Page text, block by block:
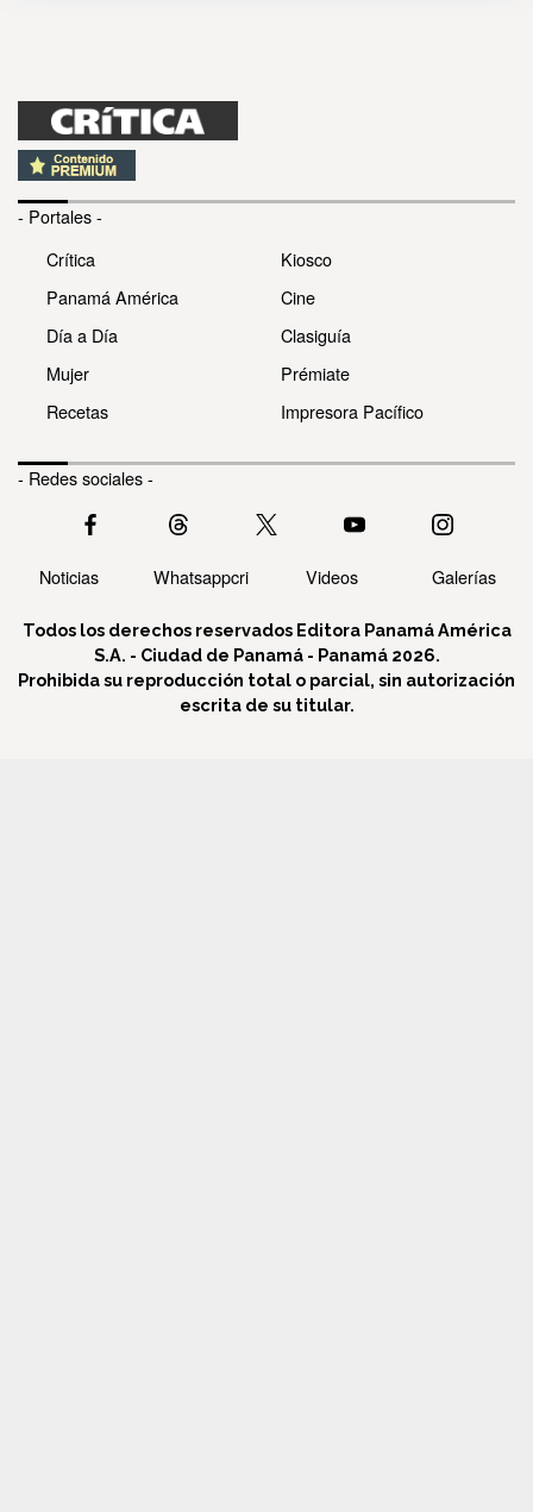
- Portales -
Crítica
Panamá América
Día a Día
Mujer
Recetas
Kiosco
Cine
Clasiguía
Prémiate
Impresora Pacífico
- Redes sociales -
Noticias Whatsappcri Videos Galerías
Todos los derechos reservados Editora Panamá América
S.A. - Ciudad de Panamá - Panamá 2026.
Prohibida su reproducción total o parcial, sin autorización
escrita de su titular.